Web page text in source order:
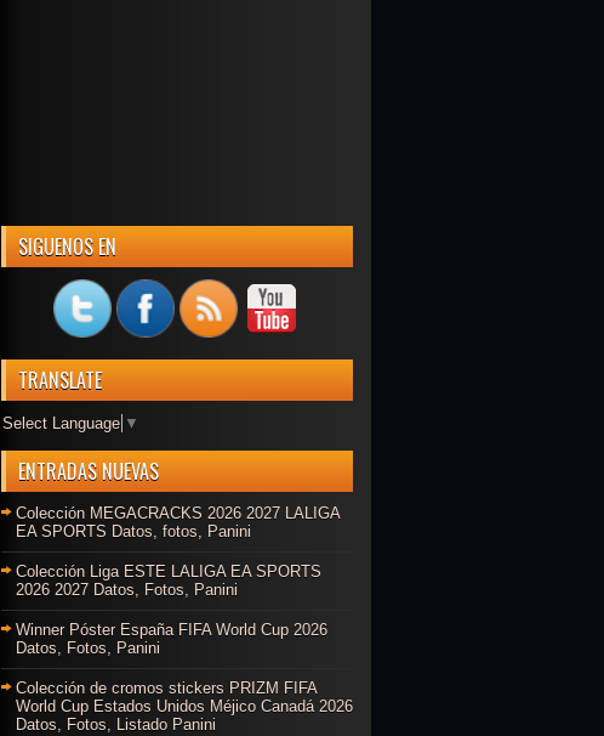
SIGUENOS EN
TRANSLATE
Select Language ▼
ENTRADAS NUEVAS
Colección MEGACRACKS 2026 2027 LALIGA
EA SPORTS Datos, fotos, Panini
Colección Liga ESTE LALIGA EA SPORTS
2026 2027 Datos, Fotos, Panini
Winner Póster España FIFA World Cup 2026
Datos, Fotos, Panini
Colección de cromos stickers PRIZM FIFA
World Cup Estados Unidos Méjico Canadá 2026
Datos, Fotos, Listado Panini